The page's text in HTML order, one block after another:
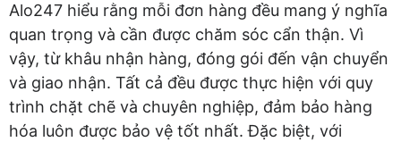
Alo247 hiểu rằng mỗi đơn hàng đều mang ý nghĩa
quan trọng và cần được chăm sóc cẩn thận. Vì
vậy, từ khâu nhận hàng, đóng gói đến vận chuyển
và giao nhận. Tất cả đều được thực hiện với quy
trình chặt chẽ và chuyên nghiệp, đảm bảo hàng
hóa luôn được bảo vệ tốt nhất. Đặc biệt, với